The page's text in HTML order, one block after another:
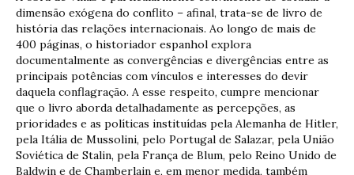
dimensão exógena do conflito – afinal, trata-se de livro de
história das relações internacionais. Ao longo de mais de
400 páginas, o historiador espanhol explora
documentalmente as convergências e divergências entre as
principais potências com vínculos e interesses do devir
daquela conflagração. A esse respeito, cumpre mencionar
que o livro aborda detalhadamente as percepções, as
prioridades e as políticas instituídas pela Alemanha de Hitler,
pela Itália de Mussolini, pelo Portugal de Salazar, pela União
Soviética de Stalin, pela França de Blum, pelo Reino Unido de
Baldwin e de Chamberlain e, em menor medida, também